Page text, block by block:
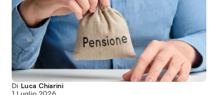
Di Luca Chiarini
1 Luglio 2026